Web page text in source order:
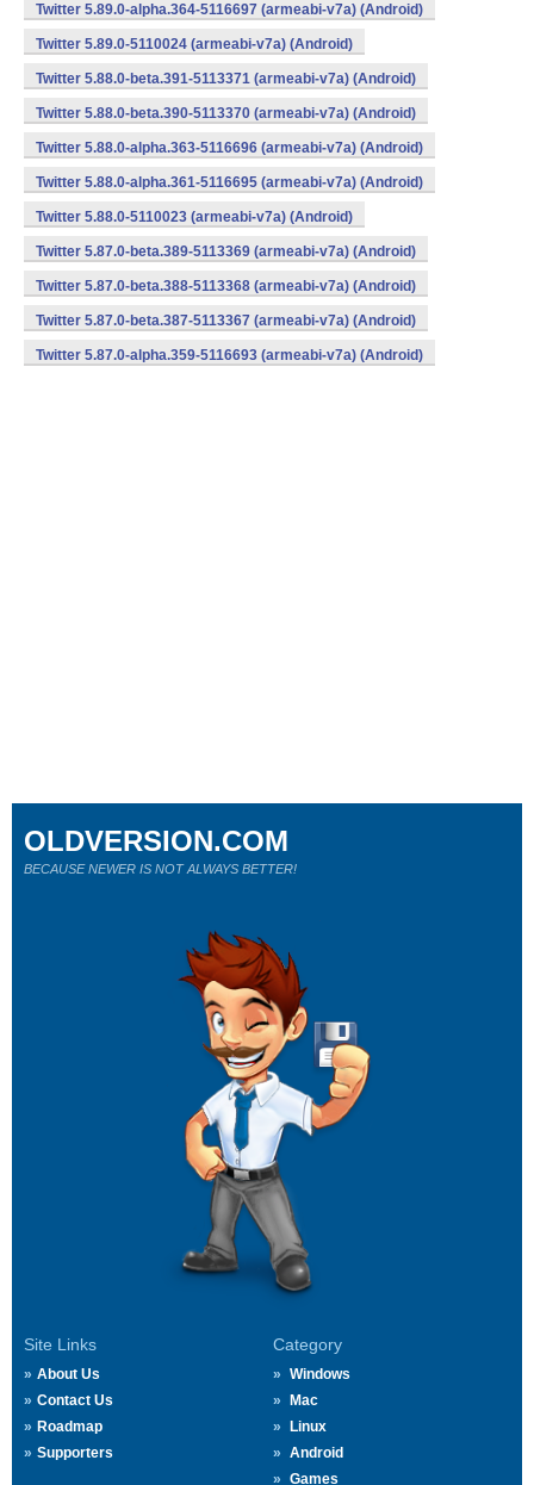
Twitter 5.89.0-alpha.364-5116697 (armeabi-v7a) (Android)
Twitter 5.89.0-5110024 (armeabi-v7a) (Android)
Twitter 5.88.0-beta.391-5113371 (armeabi-v7a) (Android)
Twitter 5.88.0-beta.390-5113370 (armeabi-v7a) (Android)
Twitter 5.88.0-alpha.363-5116696 (armeabi-v7a) (Android)
Twitter 5.88.0-alpha.361-5116695 (armeabi-v7a) (Android)
Twitter 5.88.0-5110023 (armeabi-v7a) (Android)
Twitter 5.87.0-beta.389-5113369 (armeabi-v7a) (Android)
Twitter 5.87.0-beta.388-5113368 (armeabi-v7a) (Android)
Twitter 5.87.0-beta.387-5113367 (armeabi-v7a) (Android)
Twitter 5.87.0-alpha.359-5116693 (armeabi-v7a) (Android)
Site Links
About Us
Contact Us
Roadmap
Supporters
Category
Windows
Mac
Linux
Android
Games
OLDVERSION.COM
BECAUSE NEWER IS NOT ALWAYS BETTER!